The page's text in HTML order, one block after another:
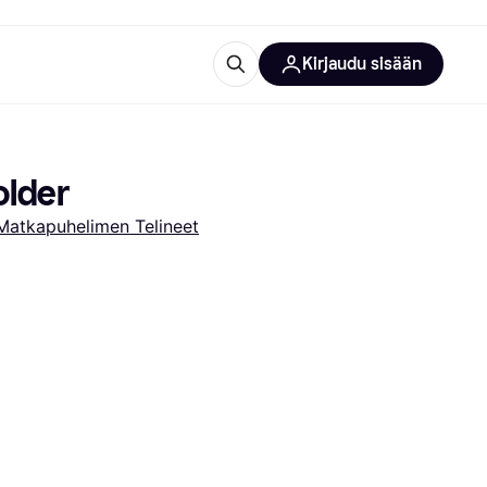
Kirjaudu sisään
Telineet